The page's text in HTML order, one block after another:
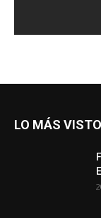
LO MÁS VISTO